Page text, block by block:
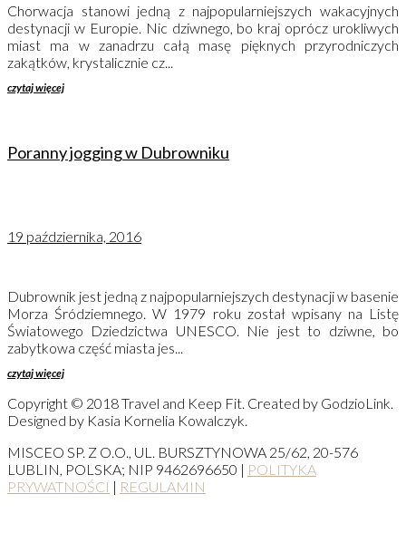
Chorwacja stanowi jedną z najpopularniejszych wakacyjnych
destynacji w Europie. Nic dziwnego, bo kraj oprócz urokliwych
miast ma w zanadrzu całą masę pięknych przyrodniczych
zakątków, krystalicznie cz...
czytaj więcej
Poranny jogging w Dubrowniku
19 października, 2016
Dubrownik jest jedną z najpopularniejszych destynacji w basenie
Morza Śródziemnego. W 1979 roku został wpisany na Listę
Światowego Dziedzictwa UNESCO. Nie jest to dziwne, bo
zabytkowa część miasta jes...
czytaj więcej
Copyright © 2018 Travel and Keep Fit. Created by GodzioLink.
Designed by Kasia Kornelia Kowalczyk.
MISCEO SP. Z O.O., UL. BURSZTYNOWA 25/62, 20-576
LUBLIN, POLSKA; NIP 9462696650 | POLITYKA
PRYWATNOŚCI | REGULAMIN